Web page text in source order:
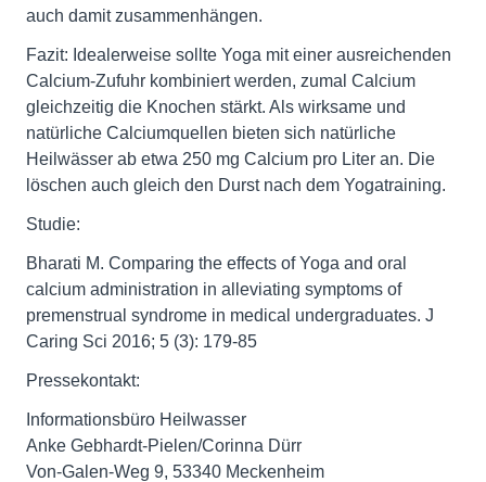
auch damit zusammenhängen.
Fazit: Idealerweise sollte Yoga mit einer ausreichenden
Calcium-Zufuhr kombiniert werden, zumal Calcium
gleichzeitig die Knochen stärkt. Als wirksame und
natürliche Calciumquellen bieten sich natürliche
Heilwässer ab etwa 250 mg Calcium pro Liter an. Die
löschen auch gleich den Durst nach dem Yogatraining.
Studie:
Bharati M. Comparing the effects of Yoga and oral
calcium administration in alleviating symptoms of
premenstrual syndrome in medical undergraduates. J
Caring Sci 2016; 5 (3): 179-85
Pressekontakt:
Informationsbüro Heilwasser
Anke Gebhardt-Pielen/Corinna Dürr
Von-Galen-Weg 9, 53340 Meckenheim